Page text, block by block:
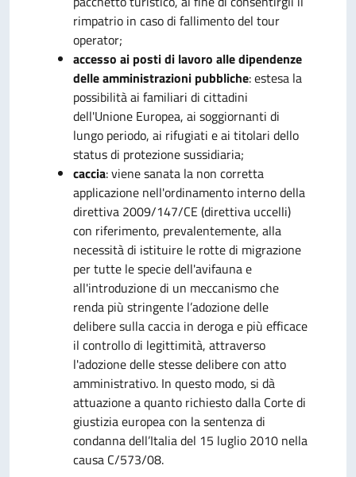
rimpatrio in caso di fallimento del tour
operator;
accesso ai posti di lavoro alle dipendenze
delle amministrazioni pubbliche: estesa la
possibilità ai familiari di cittadini
dell'Unione Europea, ai soggiornanti di
lungo periodo, ai rifugiati e ai titolari dello
status di protezione sussidiaria;
caccia: viene sanata la non corretta
applicazione nell'ordinamento interno della
direttiva 2009/147/CE (direttiva uccelli)
con riferimento, prevalentemente, alla
necessità di istituire le rotte di migrazione
per tutte le specie dell'avifauna e
all'introduzione di un meccanismo che
renda più stringente l’adozione delle
delibere sulla caccia in deroga e più efficace
il controllo di legittimità, attraverso
l'adozione delle stesse delibere con atto
amministrativo. In questo modo, si dà
attuazione a quanto richiesto dalla Corte di
giustizia europea con la sentenza di
condanna dell’Italia del 15 luglio 2010 nella
causa C/573/08.